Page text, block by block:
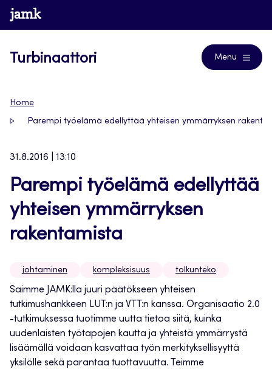
Siirry
suoraan
www.jamk.fi
Turbinaattori Menu
Home
Parempi työelämä edellyttää yhteisen ymmärryksen
31.8.2016 | 13:10
Parempi työelämä edellyttää
yhteisen ymmärryksen
rakentamista
johtaminen kompleksisuus tolkunteko
Saimme JAMK:lla juuri päätökseen yhteisen
tutkimushankkeen LUT:n ja VTT:n kanssa. Organisaatio 2.0
-tutkimuksessa tuotimme uutta tietoa siitä, kuinka
uudenlaisten työtapojen kautta ja yhteistä ymmärrystä
lisäämällä voidaan kasvattaa työn merkityksellisyyttä
yksilölle sekä parantaa tuottavuutta. Teimme